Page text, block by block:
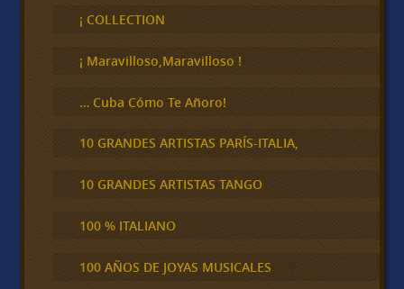
c
a
¡ COLLECTION
¡ Maravilloso,Maravilloso !
… Cuba Cómo Te Añoro!
10 GRANDES ARTISTAS PARÍS-ITALIA,
10 GRANDES ARTISTAS TANGO
100 % ITALIANO
100 AÑOS DE JOYAS MUSICALES